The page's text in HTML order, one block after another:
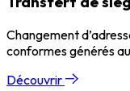
Changement
conformes générés
Découvrir